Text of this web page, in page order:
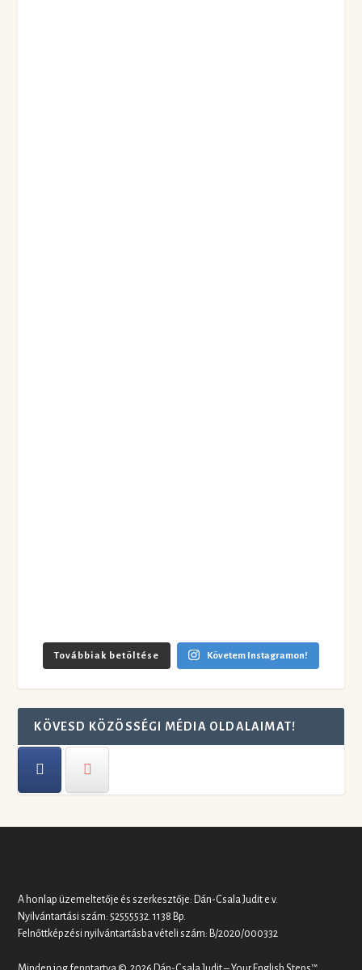
Továbbiak betöltése Követem Instagramon!
KÖVESD KÖZÖSSÉGI MÉDIA OLDALAIMAT!
A honlap üzemeltetője és szerkesztője: Dán-Csala Judit e.v.
Nyilvántartási szám: 52555532. 1138 Bp.
Felnőttképzési nyilvántartásba vételi szám: B/2020/000332